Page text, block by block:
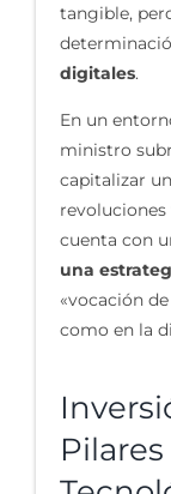
tangible,
digitales.
En un
ministro
capitalizar
revoluciones
cuenta con
una
«vocación
como en la